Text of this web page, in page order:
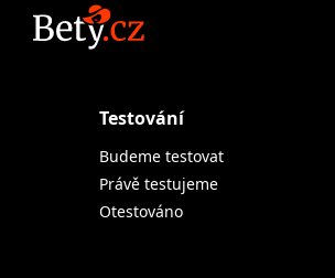
Testování
Budeme testovat
Právě testujeme
Otestováno